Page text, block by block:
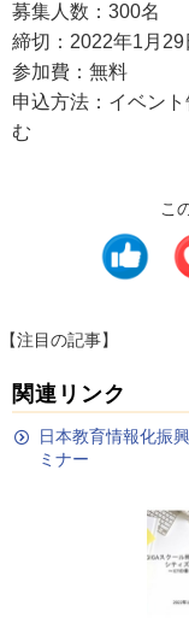
募集人数：300名
締切：2022年1月
参加費：無料
申込方法：イベン
む
こ
【注目の記事】
関連リンク
日本教育情報化振
ミナー